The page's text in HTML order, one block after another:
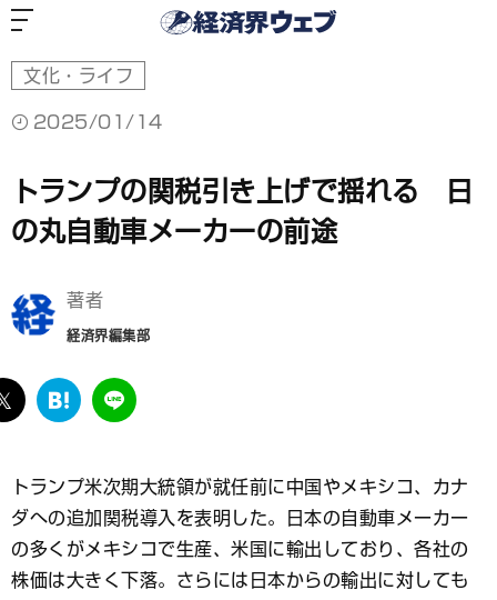
文化・ライフ
2025/01/14
トランプの関税引き上げで揺れる 日
の丸自動車メーカーの前途
著者
経済界編集部
twitter
は
ブ
ッ
ク
マ
ク
LINE
トランプ米次期大統領が就任前に中国やメキシコ、カナ
ダへの追加関税導入を表明した。日本の自動車メーカー
の多くがメキシコで生産、米国に輸出しており、各社の
株価は大きく下落。さらには日本からの輸出に対しても